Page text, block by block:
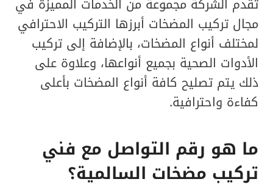
مجال تركيب المضخات أبرزها التركيب الاحترافي
لمختلف أنواع المضخات، بالإضافة إلى تركيب
الأدوات الصحية بجميع أنواعها، وعلاوة على
ذلك يتم تصليح كافة أنواع المضخات بأعلى
كفاءة واحترافية.
ما هو رقم التواصل مع فني
تركيب مضخات السالمية؟